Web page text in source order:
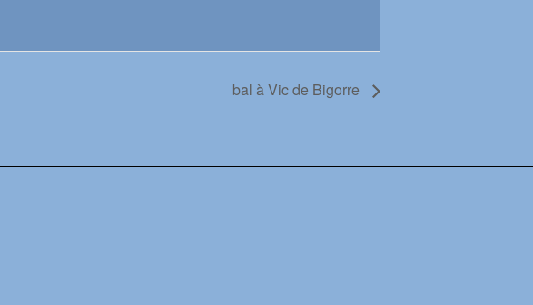
bal à Vic de Bigorre